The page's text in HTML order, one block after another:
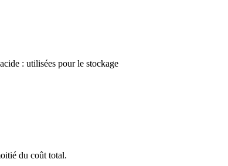
: utilisées pour le stockage
du coût total.